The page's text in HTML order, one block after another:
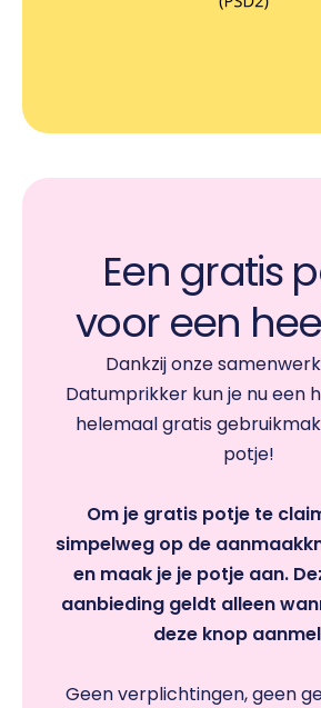
Een gratis
voor een
Dankzij onze
Datumprikker kun je nu een
helemaal gratis
potje!
Om je gratis potje te
simpelweg op de
en maak je je potje aan.
aanbieding geldt alleen
deze knop
Geen verplichtingen, geen